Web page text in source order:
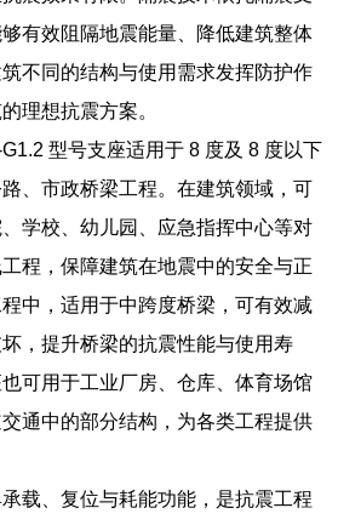
有效阻隔地震能量、降低建筑整体
不同的结构与使用需求发挥防护作
理想抗震方案。
型号支座适用于 8 度及 8 度以下
、市政桥梁工程。在建筑领域，可
学校、幼儿园、应急指挥中心等对
程，保障建筑在地震中的安全与正
中，适用于中跨度桥梁，可有效减
，提升桥梁的抗震性能与使用寿
可用于工业厂房、仓库、体育场馆
通中的部分结构，为各类工程提供
载、复位与耗能功能，是抗震工程